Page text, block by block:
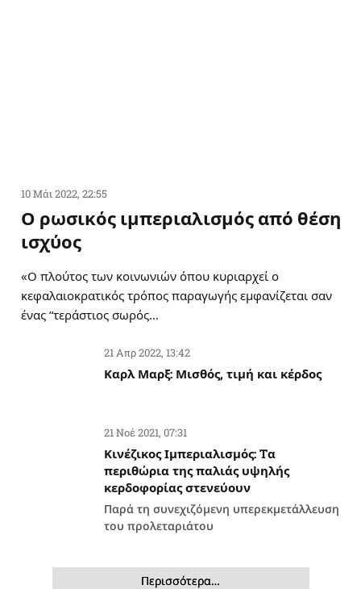
10 Μάι 2022, 22:55
Ο ρωσικός ιμπεριαλισμός από θέση
ισχύος
«Ο πλούτος των κοινωνιών όπου κυριαρχεί ο
κεφαλαιοκρατικός τρόπος παραγωγής εμφανίζεται σαν
ένας “τεράστιος σωρός…
21 Απρ 2022, 13:42
Καρλ Μαρξ: Μισθός, τιμή και κέρδος
21 Νοέ 2021, 07:31
Κινέζικος Ιμπεριαλισμός: Tα
περιθώρια της παλιάς υψηλής
κερδοφορίας στενεύουν
Παρά τη συνεχιζόμενη υπερεκμετάλλευση
του προλεταριάτου
Περισσότερα…